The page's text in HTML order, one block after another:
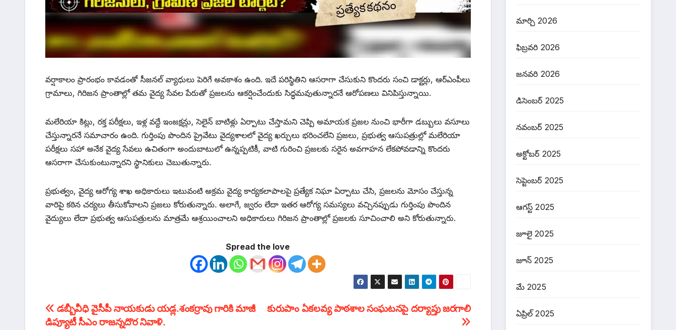
వర్షాకాలం ప్రారంభం కావడంతో సీజనల్ వ్యాధులు పెరిగే అవకాశం ఉంది. ఇదే పరిస్థితిని ఆసరాగా చేసుకుని కొందరు సంచి డాక్టర్లు, ఆర్‌ఎంపీలు
గ్రామాలు, గిరిజన ప్రాంతాల్లో తమ వైద్య సేవల పేరుతో ప్రజలను ఆకర్షించేందుకు సిద్ధమవుతున్నారనే ఆరోపణలు వినిపిస్తున్నాయి.
మలేరియా కిట్లు, రక్త పరీక్షలు, ఇళ్ల వద్దే ఇంజక్షన్లు, సెలైన్ బాటిళ్లు ఏర్పాటు చేస్తామని చెప్పి అమాయక ప్రజల నుంచి భారీగా డబ్బులు వసూలు
చేస్తున్నారనే సమాచారం ఉంది. గుర్తింపు పొందిన ప్రైవేటు వైద్యశాలలో వైద్య ఖర్చులు భరించలేని ప్రజలు, ప్రభుత్వ ఆసుపత్రుల్లో మలేరియా
పరీక్షలు సహా అనేక వైద్య సేవలు ఉచితంగా అందుబాటులో ఉన్నప్పటికీ, వాటి గురించి ప్రజలకు సరైన అవగాహన లేకపోవడాన్ని కొందరు
ఆసరాగా చేసుకుంటున్నారని స్థానికులు చెబుతున్నారు.
ప్రభుత్వం, వైద్య ఆరోగ్య శాఖ అధికారులు ఇటువంటి అక్రమ వైద్య కార్యకలాపాలపై ప్రత్యేక నిఘా ఏర్పాటు చేసి, ప్రజలను మోసం చేస్తున్న
వారిపై కఠిన చర్యలు తీసుకోవాలని ప్రజలు కోరుతున్నారు. అలాగే, జ్వరం లేదా ఇతర ఆరోగ్య సమస్యలు వచ్చినప్పుడు గుర్తింపు పొందిన
వైద్యులు లేదా ప్రభుత్వ ఆసుపత్రులను మాత్రమే ఆశ్రయించాలని అధికారులు గిరిజన ప్రాంతాల్లో ప్రజలకు సూచించాలి అని కోరుతున్నారు.
Spread the love
టపా
కురుపాం ఏకలవ్య పాఠశాల సంఘటనపై దర్యాప్తు జరగాలి
డబ్బీవీధి వైసీపీ నాయకుడు యడ్ల.శంకర్రావు గారికి మాజీ
డిప్యూటీ సీఎం రాజన్నదొర నివాళి.
మార్చి 2026
ఫిబ్రవరి 2026
జనవరి 2026
డిసెంబర్ 2025
నవంబర్ 2025
అక్టోబర్ 2025
సెప్టెంబర్ 2025
ఆగస్ట్ 2025
జూలై 2025
జూన్ 2025
మే 2025
ఏప్రిల్ 2025